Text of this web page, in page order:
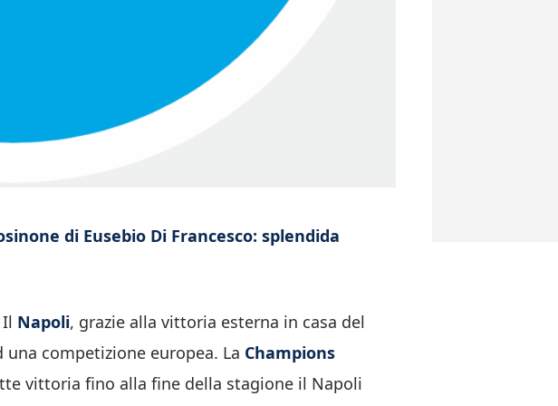
di Eusebio Di Francesco: splendida
Napoli, grazie alla vittoria esterna in casa del
competizione europea. La Champions
vittoria fino alla fine della stagione il Napoli